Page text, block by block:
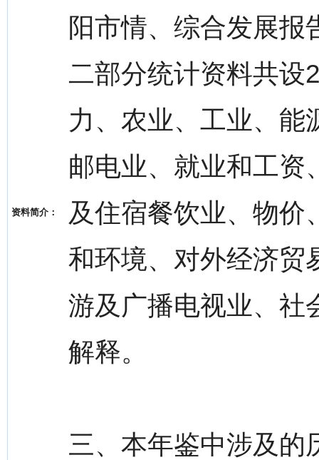
资料简介：
阳市情、综合发展报
二部分统计资料共设
力、农业、工业、能
邮电业、就业和工资
及住宿餐饮业、物价
和环境、对外经济贸
游及广播电视业、社
解释。
三、本年鉴中涉及的